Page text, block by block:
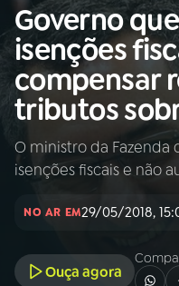
Buscar
na
Rádio
Nacional
01INÍCIO
Governo
isenções
compensar
tributos
O ministro da Fazenda
isenções fiscais e não
NO AR EM29/05/2018,
Ouça agora